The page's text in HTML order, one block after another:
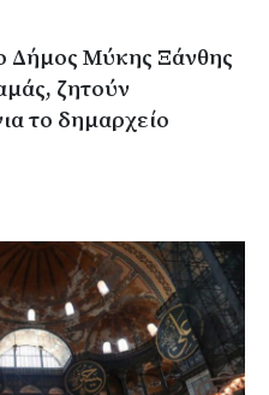
Δήμος Μύκης Ξάνθης
ζητούν
το δημαρχείο